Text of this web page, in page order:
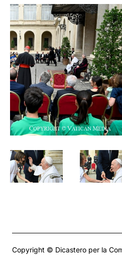
Copyright © Dicastero per la